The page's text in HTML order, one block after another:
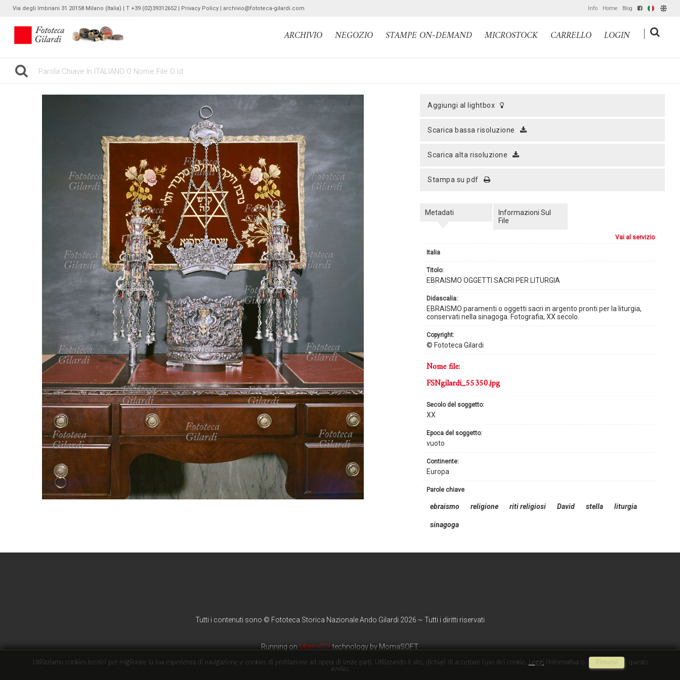
Via degli Imbriani 31 20158 Milano (Italia) | T +39 (02)39312652 | Privacy Policy | archivio@fototeca-gilardi.com Info Home Blog IT EN
gilardinew ARCHIVIO NEGOZIO STAMPE ON-DEMAND MICROSTOCK CARRELLO LOGIN |
aggiungi al lightbox
scarica bassa risoluzione
scarica alta risoluzione
stampa su pdf
Metadati
vai al servizio
Italia
titolo:
EBRAISMO OGGETTI SACRI PER LITURGIA
didascalia:
EBRAISMO paramenti o oggetti sacri in argento pronti per la liturgia,
conservati nella sinagoga. Fotografia, XX secolo.
copyright:
© Fototeca Gilardi
continente:
Europa
secolo del soggetto:
XX
epoca del soggetto:
vuoto
nome file:
FSNgilardi_55350.jpg
parole chiave
ebraismo religione riti religiosi David stella liturgia
sinagoga
Informazioni Sul
File
Tutti i contenuti sono © Fototeca Storica Nazionale Ando Gilardi 2026 ~ Tutti i diritti riservati
Running on MomaPIXtechnology by MomaSOFT
Utilizziamo cookies tecnici per migliorare la tua esperienza di navigazione e cookies di profilazione ad opera di terze parti. Utilizzando il sito, dichiari di accettare l'uso dei cookie. Leggi l'informativa o Rimuovi
questo
avviso.